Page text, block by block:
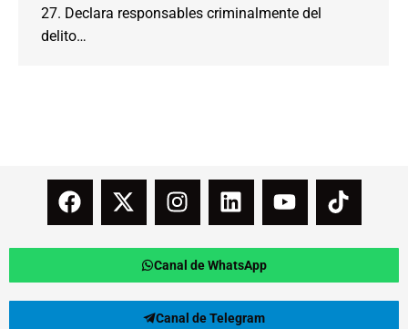
27. Declara responsables criminalmente del
delito…
Canal de WhatsApp
Canal de Telegram